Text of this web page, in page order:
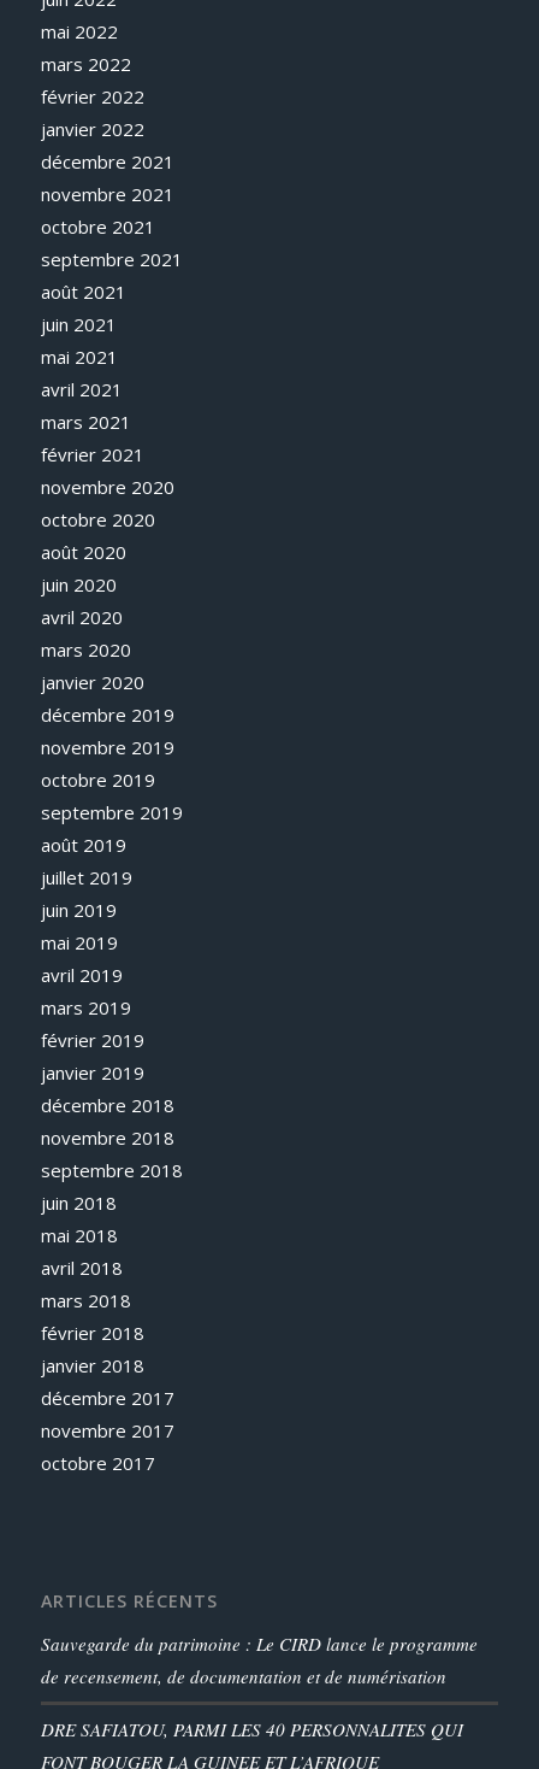
mai 2022
mars 2022
février 2022
janvier 2022
décembre 2021
novembre 2021
octobre 2021
septembre 2021
août 2021
juin 2021
mai 2021
avril 2021
mars 2021
février 2021
novembre 2020
octobre 2020
août 2020
juin 2020
avril 2020
mars 2020
janvier 2020
décembre 2019
novembre 2019
octobre 2019
septembre 2019
août 2019
juillet 2019
juin 2019
mai 2019
avril 2019
mars 2019
février 2019
janvier 2019
décembre 2018
novembre 2018
septembre 2018
juin 2018
mai 2018
avril 2018
mars 2018
février 2018
janvier 2018
décembre 2017
novembre 2017
octobre 2017
ARTICLES RÉCENTS
Sauvegarde du patrimoine : Le CIRD lance le programme
de recensement, de documentation et de numérisation
DRE SAFIATOU, PARMI LES 40 PERSONNALITES QUI
FONT BOUGER LA GUINEE ET L’AFRIQUE